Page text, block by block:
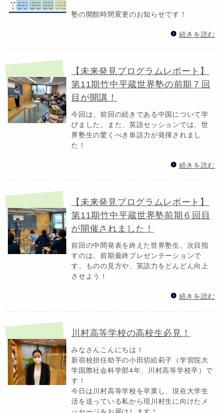
塾の開館時間変更のお知らせです！
続きを読む
【未来発見プログラムレポート】
第11期竹中平蔵世界塾の前期７回
目が開講！
今回は、前回の続きである中国について学
びました。また、英語セッションでは、世
界塾生の驚くべき単語力が発揮されまし
た！
続きを読む
【未来発見プログラムレポート】
第11期竹中平蔵世界塾前期６回目
が開催されました！
前回の中間発表を終えた世界塾生。次目指
すのは、前期最終プレゼンテーションで
す。ものの見方や、英語力をどんどん向上
させよう！
続きを読む
川村高等学校の高校生必見！
みなさんこんにちは！
新宿校担任助手の小田切絵莉子（学習院大
学国際社会科学部4年、川村高等学校卒）で
す！
今日は川村高等学校を卒業し、現在大学生
活を送っている私から現川村生に向けたメ
ッセージをお届けします！